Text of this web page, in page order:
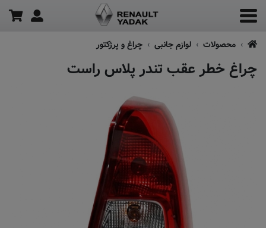
محصولات لوازم جانبی چراغ و پرژکتور
چراغ خطر عقب تندر پلاس راست